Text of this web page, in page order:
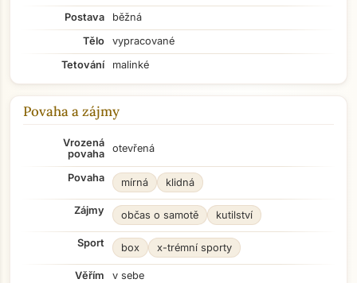
Postava
běžná
Tělo
vypracované
Tetování
malinké
Povaha a zájmy
Vrozená
povaha
otevřená
Povaha mírná klidná
Zájmy občas o samotě kutilství
Sport box x-trémní sporty
Věřím
v sebe